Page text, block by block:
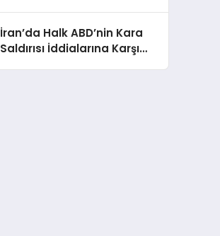
İran’da Halk ABD’nin Kara
Saldırısı İddialarına Karşı